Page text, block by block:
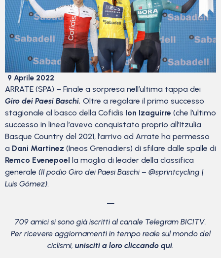
9 Aprile 2022
ARRATE (SPA) – Finale a sorpresa nell’ultima tappa dei
Giro dei Paesi Baschi. Oltre a regalare il primo successo
stagionale al basco della Cofidis Ion Izaguirre (che l’ultimo
successo in linea l’avevo conquistato proprio all’Itzulia
Basque Country del 2021, l’arrivo ad Arrate ha permesso
a Dani Martinez (Ineos Grenadiers) di sfilare dalle spalle di
Remco Evenepoel
la maglia di leader della classifica
generale (Il podio Giro dei Paesi Baschi – @sprintcycling |
Luis Gómez).
—
709 amici si sono già iscritti al canale Telegram BICITV.
Per ricevere aggiornamenti in tempo reale sul mondo del
ciclismi, unisciti a loro cliccando qui.